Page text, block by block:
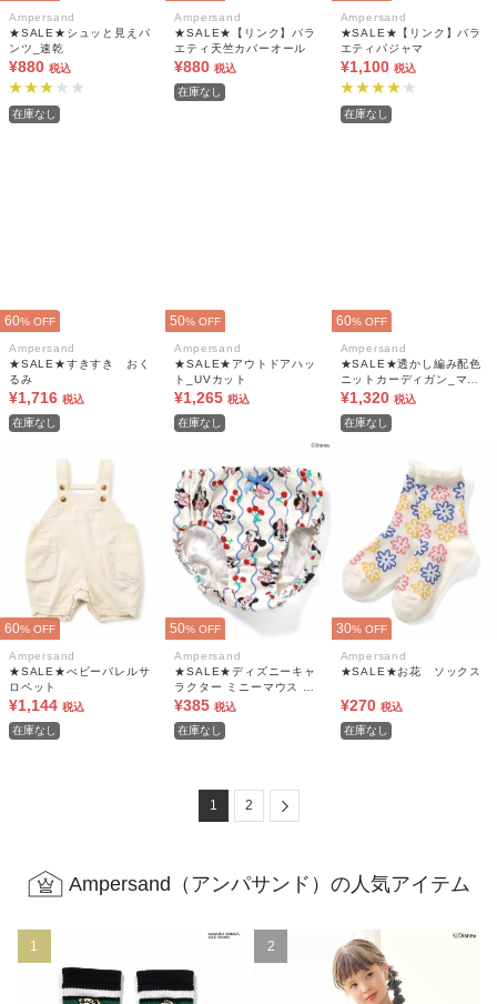
Ampersand
★SALE★シュッと見えパ
ンツ_速乾
¥880 税込
在庫なし
Ampersand
★SALE★【リンク】バラ
エティ天竺カバーオール
¥880 税込
在庫なし
Ampersand
★SALE★【リンク】バラ
エティパジャマ
¥1,100 税込
在庫なし
60% OFF
Ampersand
★SALE★すきすき おく
るみ
¥1,716 税込
在庫なし
50% OFF
Ampersand
★SALE★アウトドアハッ
ト_UVカット
¥1,265 税込
在庫なし
60% OFF
Ampersand
★SALE★透かし編み配色
ニットカーディガン_マシ
ンウォッシャブル
¥1,320 税込
在庫なし
60% OFF
Ampersand
★SALE★べビーバレルサ
ロペット
¥1,144 税込
在庫なし
50% OFF
Ampersand
★SALE★ディズニーキャ
ラクター ミニーマウス シ
ョーツ
¥385 税込
在庫なし
30% OFF
Ampersand
★SALE★お花 ソックス
¥270 税込
在庫なし
1 2 Next
Ampersand（アンパサンド）の人気アイテム
1 2